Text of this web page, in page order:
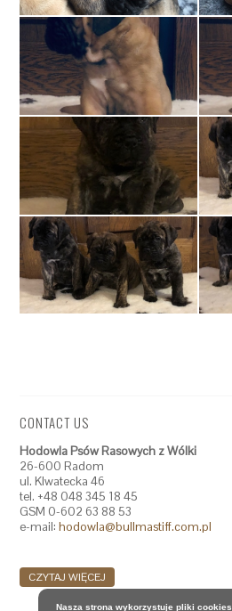
CONTACT US
Hodowla Psów Rasowych z Wólki
26-600 Radom
ul. Klwatecka 46
tel. +48 048 345 18 45
GSM 0-602 63 88 53
e-mail:hodowla@bullmastiff.com.pl
CZYTAJ WIĘCEJ
Nasza strona wykorzystuje pliki cookies.